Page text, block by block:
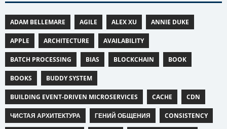
ADAM BELLEMARE AGILE ALEX XU ANNIE DUKE
APPLE ARCHITECTURE AVAILABILITY
BATCH PROCESSING BIAS BLOCKCHAIN BOOK
BOOKS BUDDY SYSTEM
BUILDING EVENT-DRIVEN MICROSERVICES CACHE CDN
ЧИСТАЯ АРХИТЕКТУРА ГЕНИЙ ОБЩЕНИЯ CONSISTENCY